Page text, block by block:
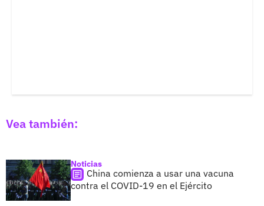
Vea también:
Noticias
China comienza a usar una vacuna
contra el COVID-19 en el Ejército